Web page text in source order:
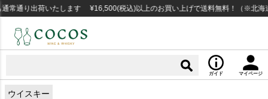
常通り出荷いたします ¥16,500(税込)以上のお買い上げで送料無料！（※北海
ガイド マイページ
ウイスキー